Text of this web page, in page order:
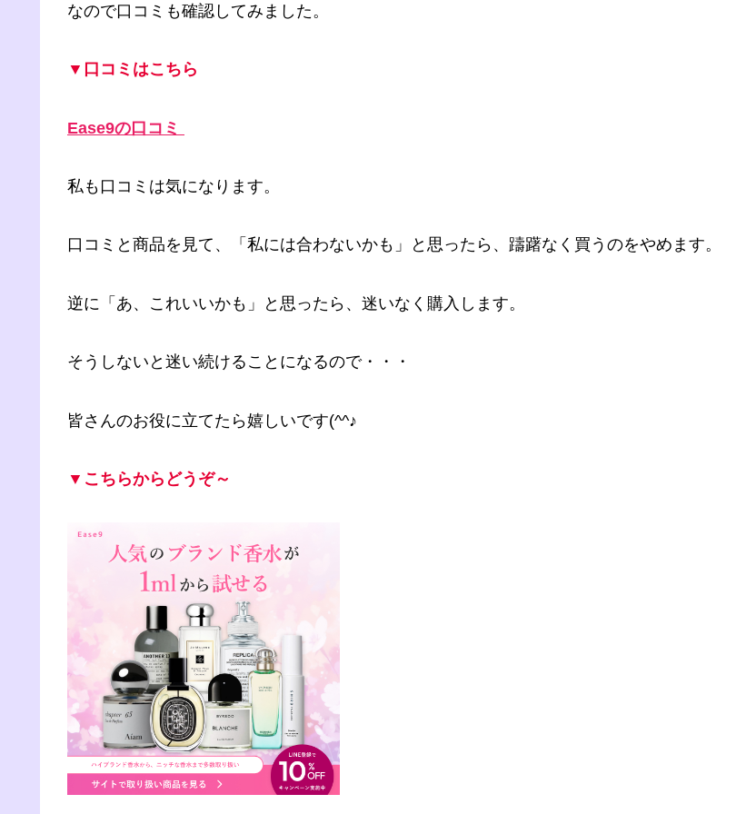
なので口コミも確認してみました。
▼口コミはこちら
Ease9の口コミ
私も口コミは気になります。
口コミと商品を見て、「私には合わないかも」と思ったら、躊躇なく買うのをやめます。
逆に「あ、これいいかも」と思ったら、迷いなく購入します。
そうしないと迷い続けることになるので・・・
皆さんのお役に立てたら嬉しいです(^^♪
▼こちらからどうぞ～